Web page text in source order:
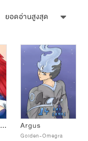
ยอดอ่านสูงสุด
สามีบ้านนี้เป็นครุฑนุ่มฟู Argus
Golden-Omegra